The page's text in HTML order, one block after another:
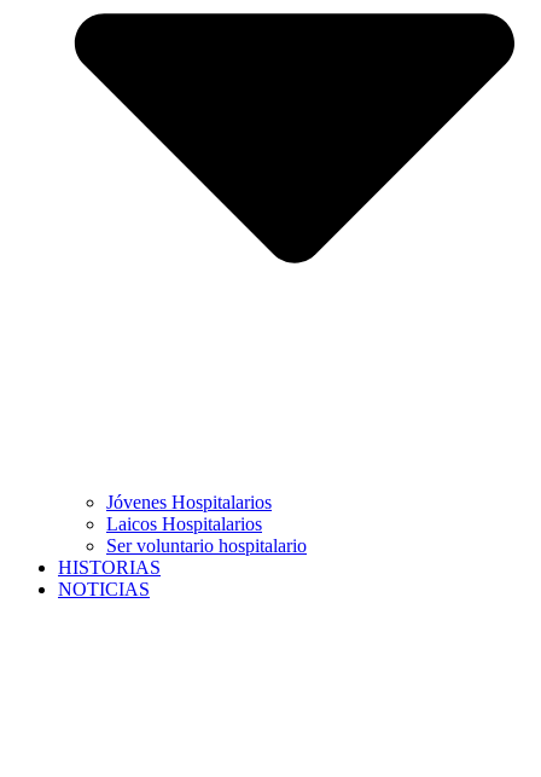
Jóvenes Hospitalarios
Laicos Hospitalarios
Ser voluntario hospitalario
HISTORIAS
NOTICIAS